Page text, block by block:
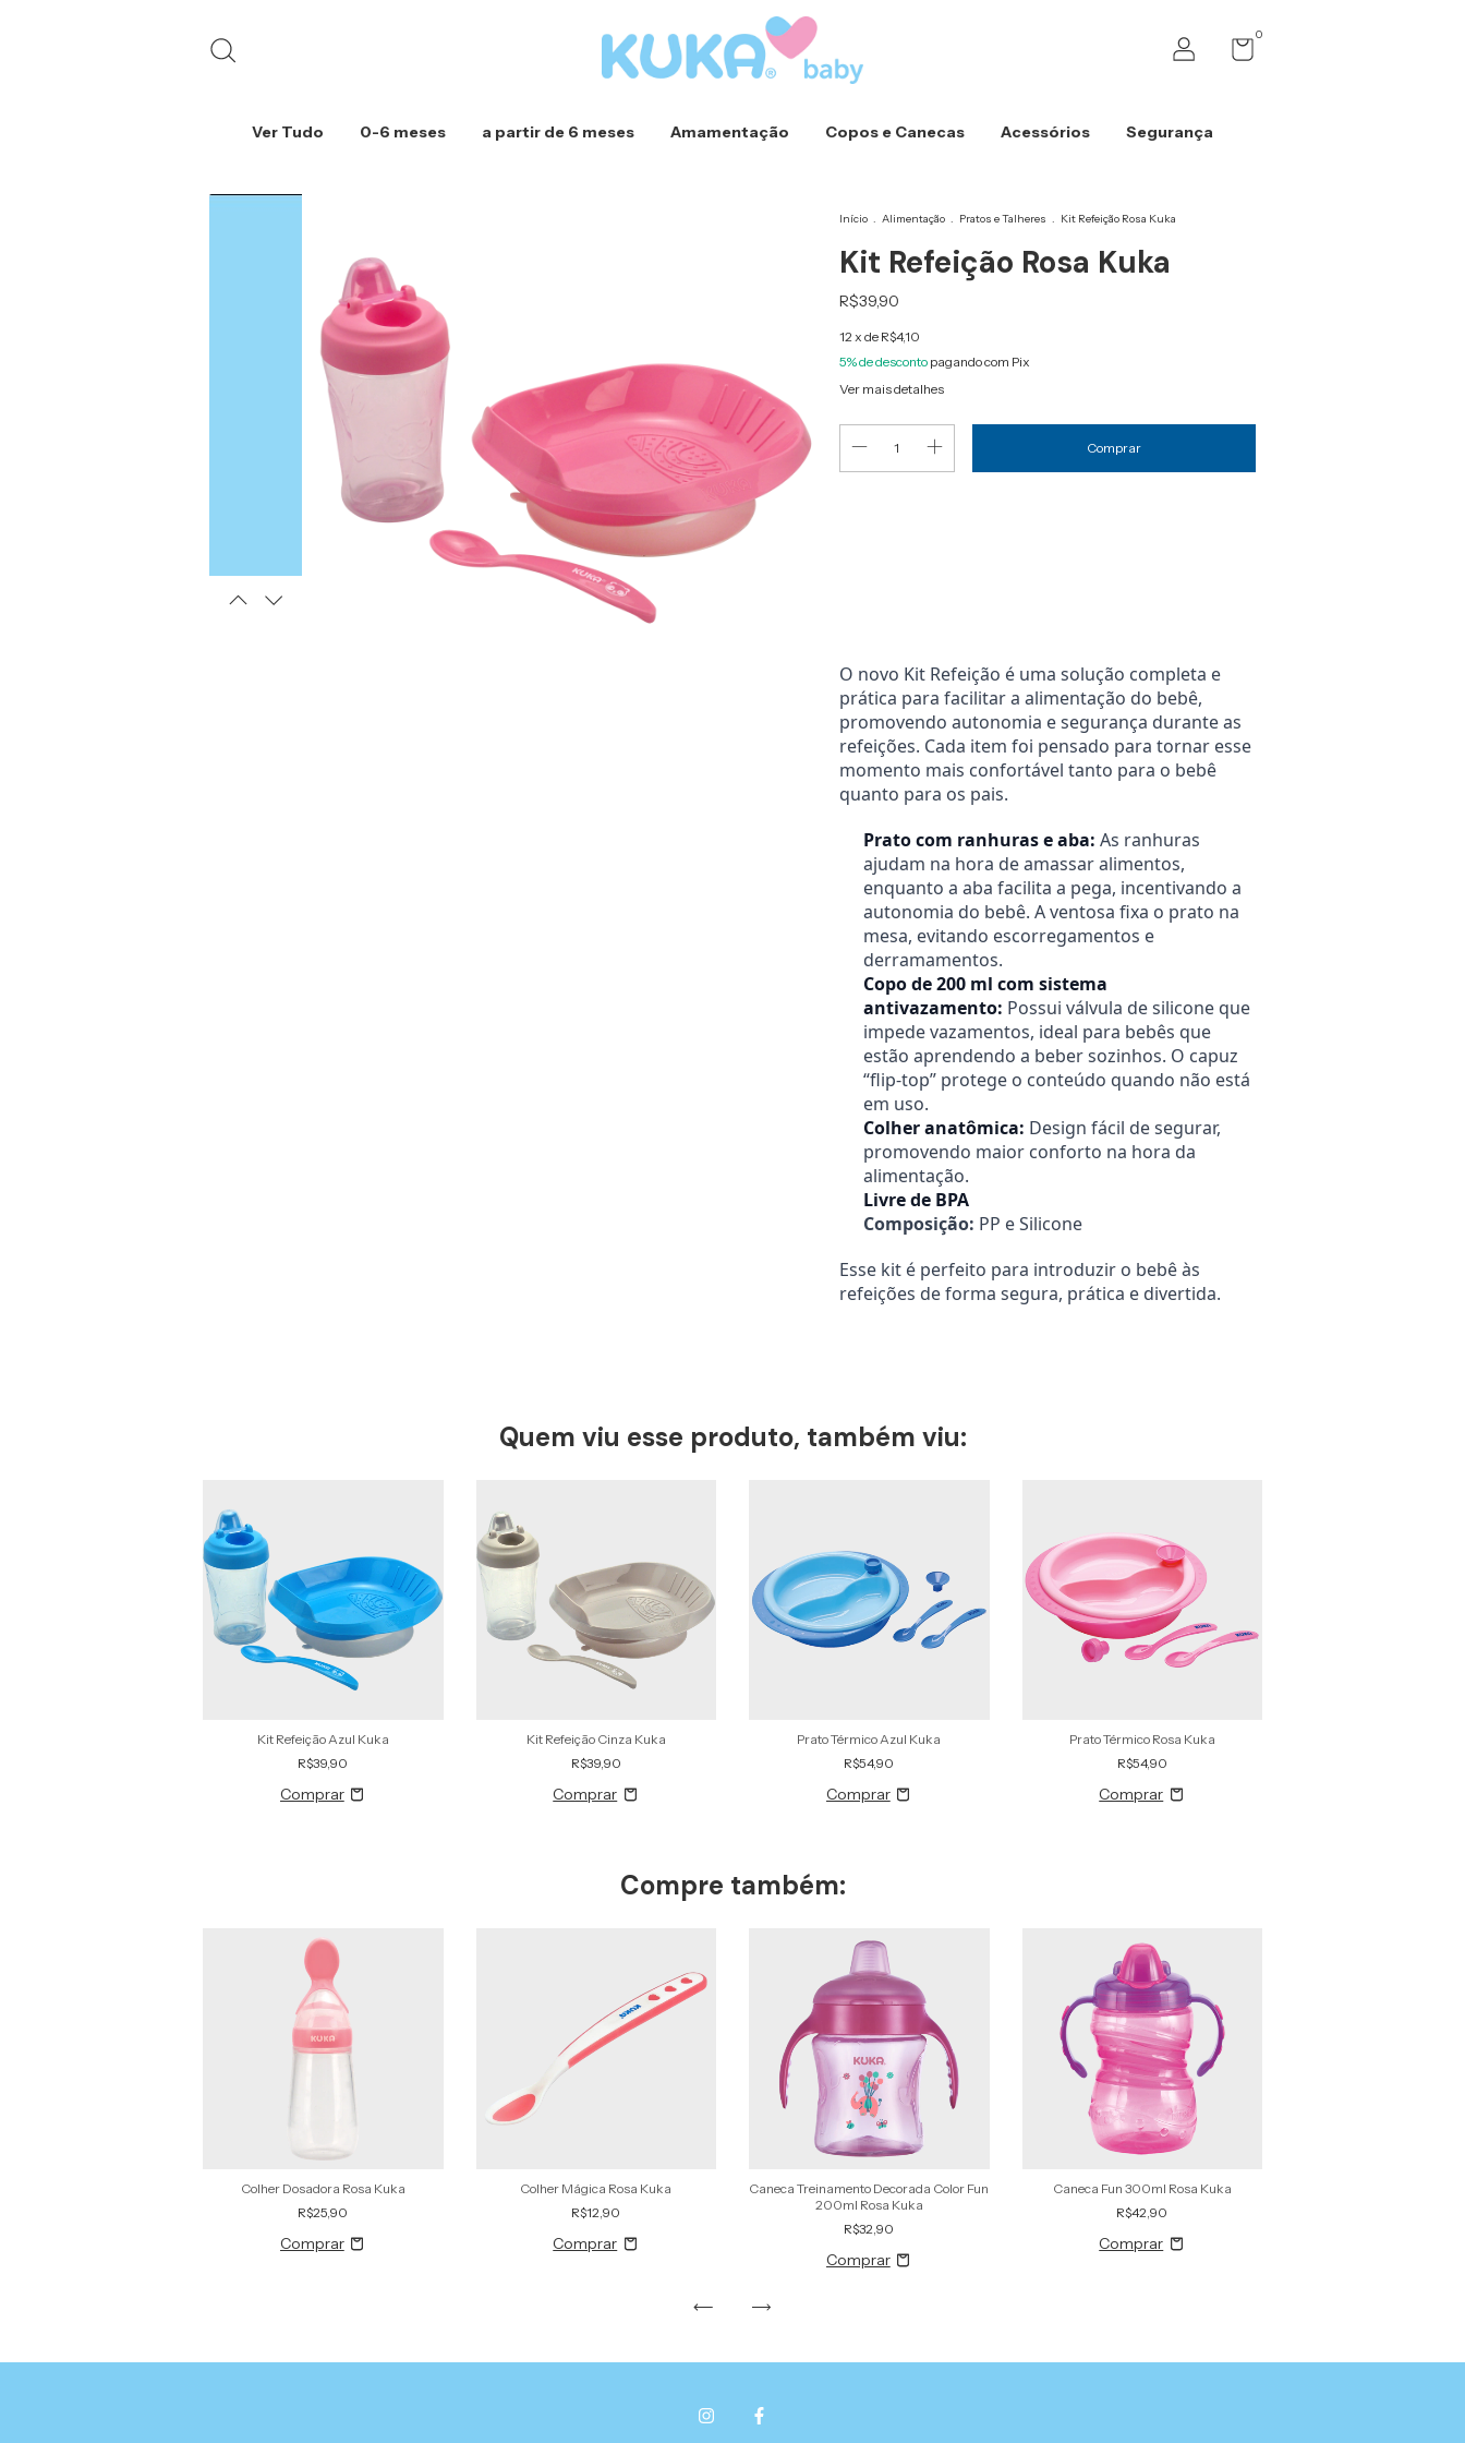
0
Ver Tudo 0-6 meses a partir de 6 meses Amamentação Copos e Canecas Acessórios Segurança
Início Alimentação Pratos e Talheres Kit Refeição Rosa Kuka
Kit Refeição Rosa Kuka
R$39,90
12 x de R$4,10
5% de descontopagando com Pix
Ver mais detalhes
O novo Kit Refeição é uma solução completa e
prática para facilitar a alimentação do bebê,
promovendo autonomia e segurança durante as
refeições. Cada item foi pensado para tornar esse
momento mais confortável tanto para o bebê
quanto para os pais.
Prato com ranhuras e aba: As ranhuras
ajudam na hora de amassar alimentos,
enquanto a aba facilita a pega, incentivando a
autonomia do bebê. A ventosa fixa o prato na
mesa, evitando escorregamentos e
derramamentos.
Copo de 200 ml com sistema
antivazamento: Possui válvula de silicone que
impede vazamentos, ideal para bebês que
estão aprendendo a beber sozinhos. O capuz
“flip-top” protege o conteúdo quando não está
em uso.
Colher anatômica: Design fácil de segurar,
promovendo maior conforto na hora da
alimentação.
Livre de BPA
Composição: PP e Silicone
Esse kit é perfeito para introduzir o bebê às
refeições de forma segura, prática e divertida.
Quem viu esse produto, também viu:
Kit Refeição Azul Kuka
R$39,90
Kit Refeição Cinza Kuka
R$39,90
Prato Térmico Azul Kuka
R$54,90
Prato Térmico Rosa Kuka
R$54,90
Compre também:
Colher Dosadora Rosa Kuka
R$25,90
Colher Mágica Rosa Kuka
R$12,90
Caneca Treinamento Decorada Color Fun
200ml Rosa Kuka
R$32,90
Caneca Fun 300ml Rosa Kuka
R$42,90